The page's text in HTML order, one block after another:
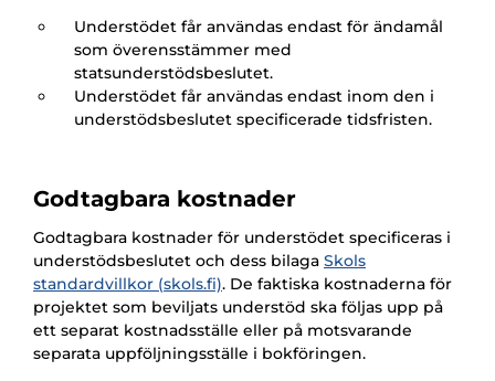
Understödet får användas endast för ändamål
som överensstämmer med
statsunderstödsbeslutet.
Understödet får användas endast inom den i
understödsbeslutet specificerade tidsfristen.
Godtagbara kostnader
Godtagbara kostnader för understödet specificeras i
understödsbeslutet och dess bilaga Skols
standardvillkor (skols.fi). De faktiska kostnaderna för
projektet som beviljats understöd ska följas upp på
ett separat kostnadsställe eller på motsvarande
separata uppföljningsställe i bokföringen.